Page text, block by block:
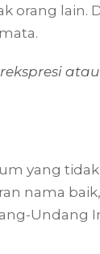
orang lain.
yang
nama
Undang